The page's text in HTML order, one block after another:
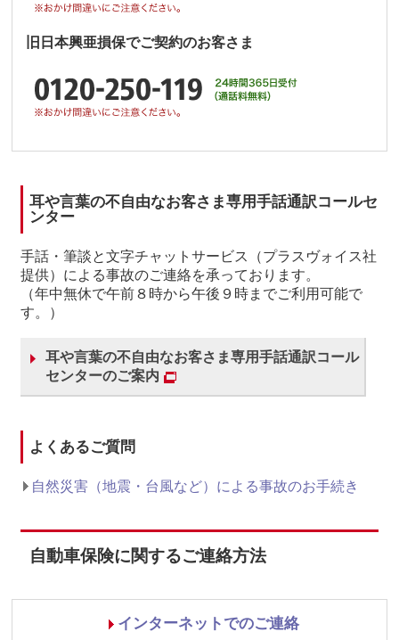
旧日本興亜損保でご契約のお客さま
耳や言葉の不自由なお客さま専用手話通訳コールセ
ンター
手話・筆談と文字チャットサービス（プラスヴォイス社
提供）による事故のご連絡を承っております。
（年中無休で午前８時から午後９時までご利用可能で
す。）
耳や言葉の不自由なお客さま専用手話通訳コール
センターのご案内
よくあるご質問
自然災害（地震・台風など）による事故のお手続き
自動車保険に関するご連絡方法
インターネットでのご連絡